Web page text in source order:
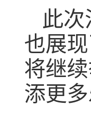
此
也展
将继
添更多